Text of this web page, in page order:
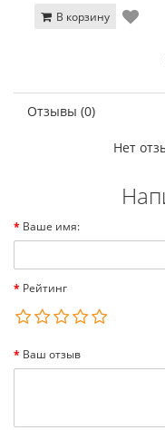
В корзину
Отзывы (0)
Нет
Ваше имя:
Рейтинг
Ваш отзыв